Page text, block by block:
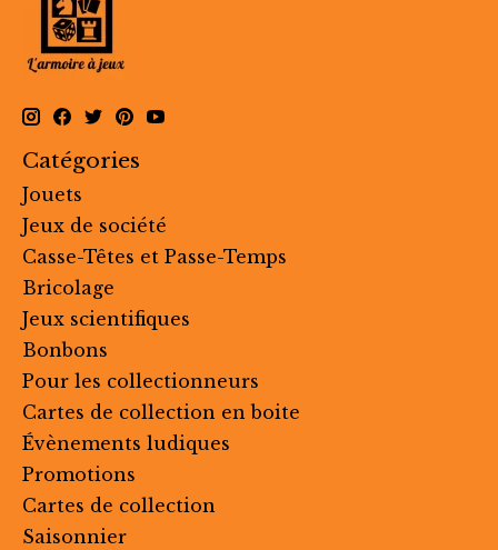
Catégories
Jouets
Jeux de société
Casse-Têtes et Passe-Temps
Bricolage
Jeux scientifiques
Bonbons
Pour les collectionneurs
Cartes de collection en boite
Évènements ludiques
Promotions
Cartes de collection
Saisonnier